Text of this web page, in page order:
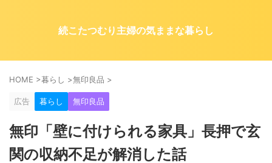
続こたつむり主婦の気ままな暮らし
HOME >暮らし >無印良品 >
広告 暮らし 無印良品
無印「壁に付けられる家具」長押で玄
関の収納不足が解消した話